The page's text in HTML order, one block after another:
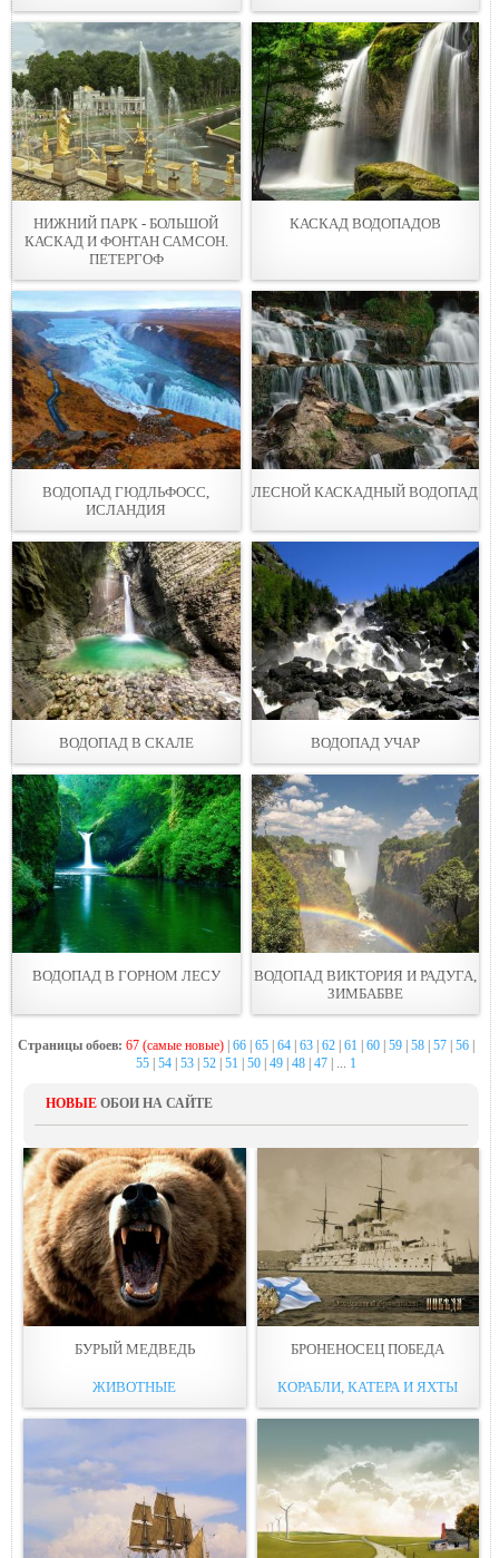
НИЖНИЙ ПАРК - БОЛЬШОЙ
КАСКАД И ФОНТАН САМСОН.
ПЕТЕРГОФ
КАСКАД ВОДОПАДОВ
ВОДОПАД ГЮДЛЬФОСС,
ИСЛАНДИЯ
ЛЕСНОЙ КАСКАДНЫЙ ВОДОПАД
ВОДОПАД В СКАЛЕ ВОДОПАД УЧАР
ВОДОПАД В ГОРНОМ ЛЕСУ
ВОДОПАД ВИКТОРИЯ И РАДУГА,
ЗИМБАБВЕ
Страницы обоев: 67 (самые новые)| 66| 65| 64| 63| 62| 61 60| 59| 58| 57| 56|
55| 54| 53| 52| 51 50| 49| 48| 47| ... 1
НОВЫЕ ОБОИ НА САЙТЕ
БУРЫЙ МЕДВЕДЬ
ЖИВОТНЫЕ
БРОНЕНОСЕЦ ПОБЕДА
КОРАБЛИ, КАТЕРА И ЯХТЫ